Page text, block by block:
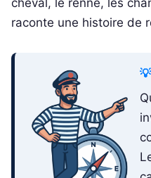
cheval, le renne, les
raconte une histoire de